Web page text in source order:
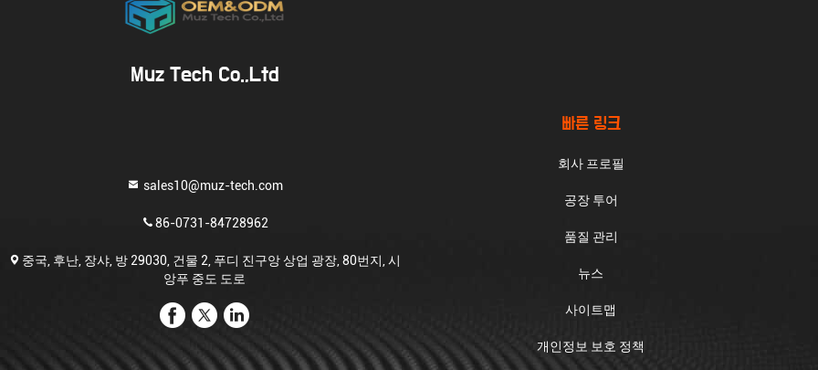
Muz Tech Co.,Ltd
sales10@muz-tech.com
86-0731-84728962
중국, 후난, 장샤, 방 29030, 건물 2, 푸디 진구앙 상업 광장, 80번지, 시
앙푸 중도 도로
빠른 링크
회사 프로필
공장 투어
품질 관리
뉴스
사이트맵
개인정보 보호 정책